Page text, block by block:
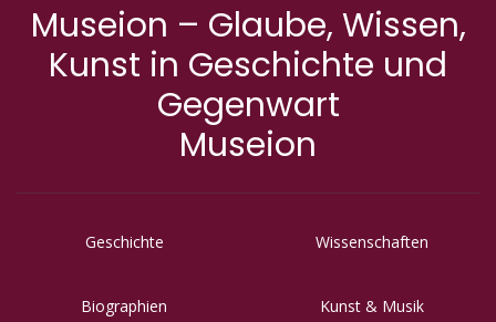
Dank der Möglichke...
Museion – Glaube, Wissen,
Kunst in Geschichte und
Gegenwart
Museion
Geschichte Wissenschaften
Biographien Kunst & Musik